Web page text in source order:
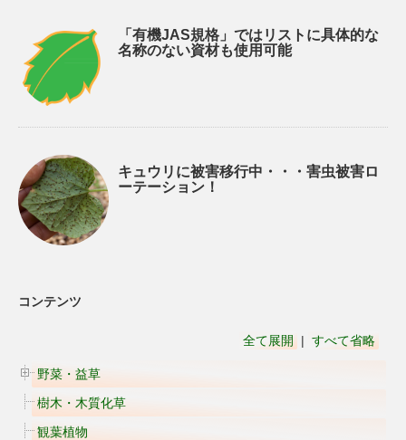
「有機JAS規格」ではリストに具体的な
名称のない資材も使用可能
キュウリに被害移行中・・・害虫被害ロ
ーテーション！
コンテンツ
全て展開 | すべて省略
野菜・益草
樹木・木質化草
観葉植物